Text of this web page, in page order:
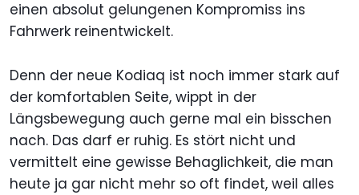
einen absolut gelungenen Kompromiss ins
Fahrwerk reinentwickelt.
Denn der neue Kodiaq ist noch immer stark auf
der komfortablen Seite, wippt in der
Längsbewegung auch gerne mal ein bisschen
nach. Das darf er ruhig. Es stört nicht und
vermittelt eine gewisse Behaglichkeit, die man
heute ja gar nicht mehr so oft findet, weil alles